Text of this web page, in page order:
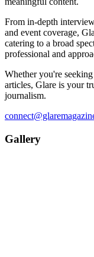
From in-depth
and event coverage,
catering to a broad
professional and
Whether you're
articles, Glare is your
journalism.
Gallery